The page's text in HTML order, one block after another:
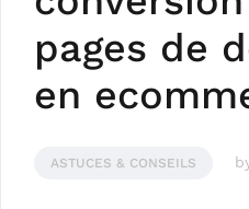
pages de
en
ASTUCES & CONSEILS